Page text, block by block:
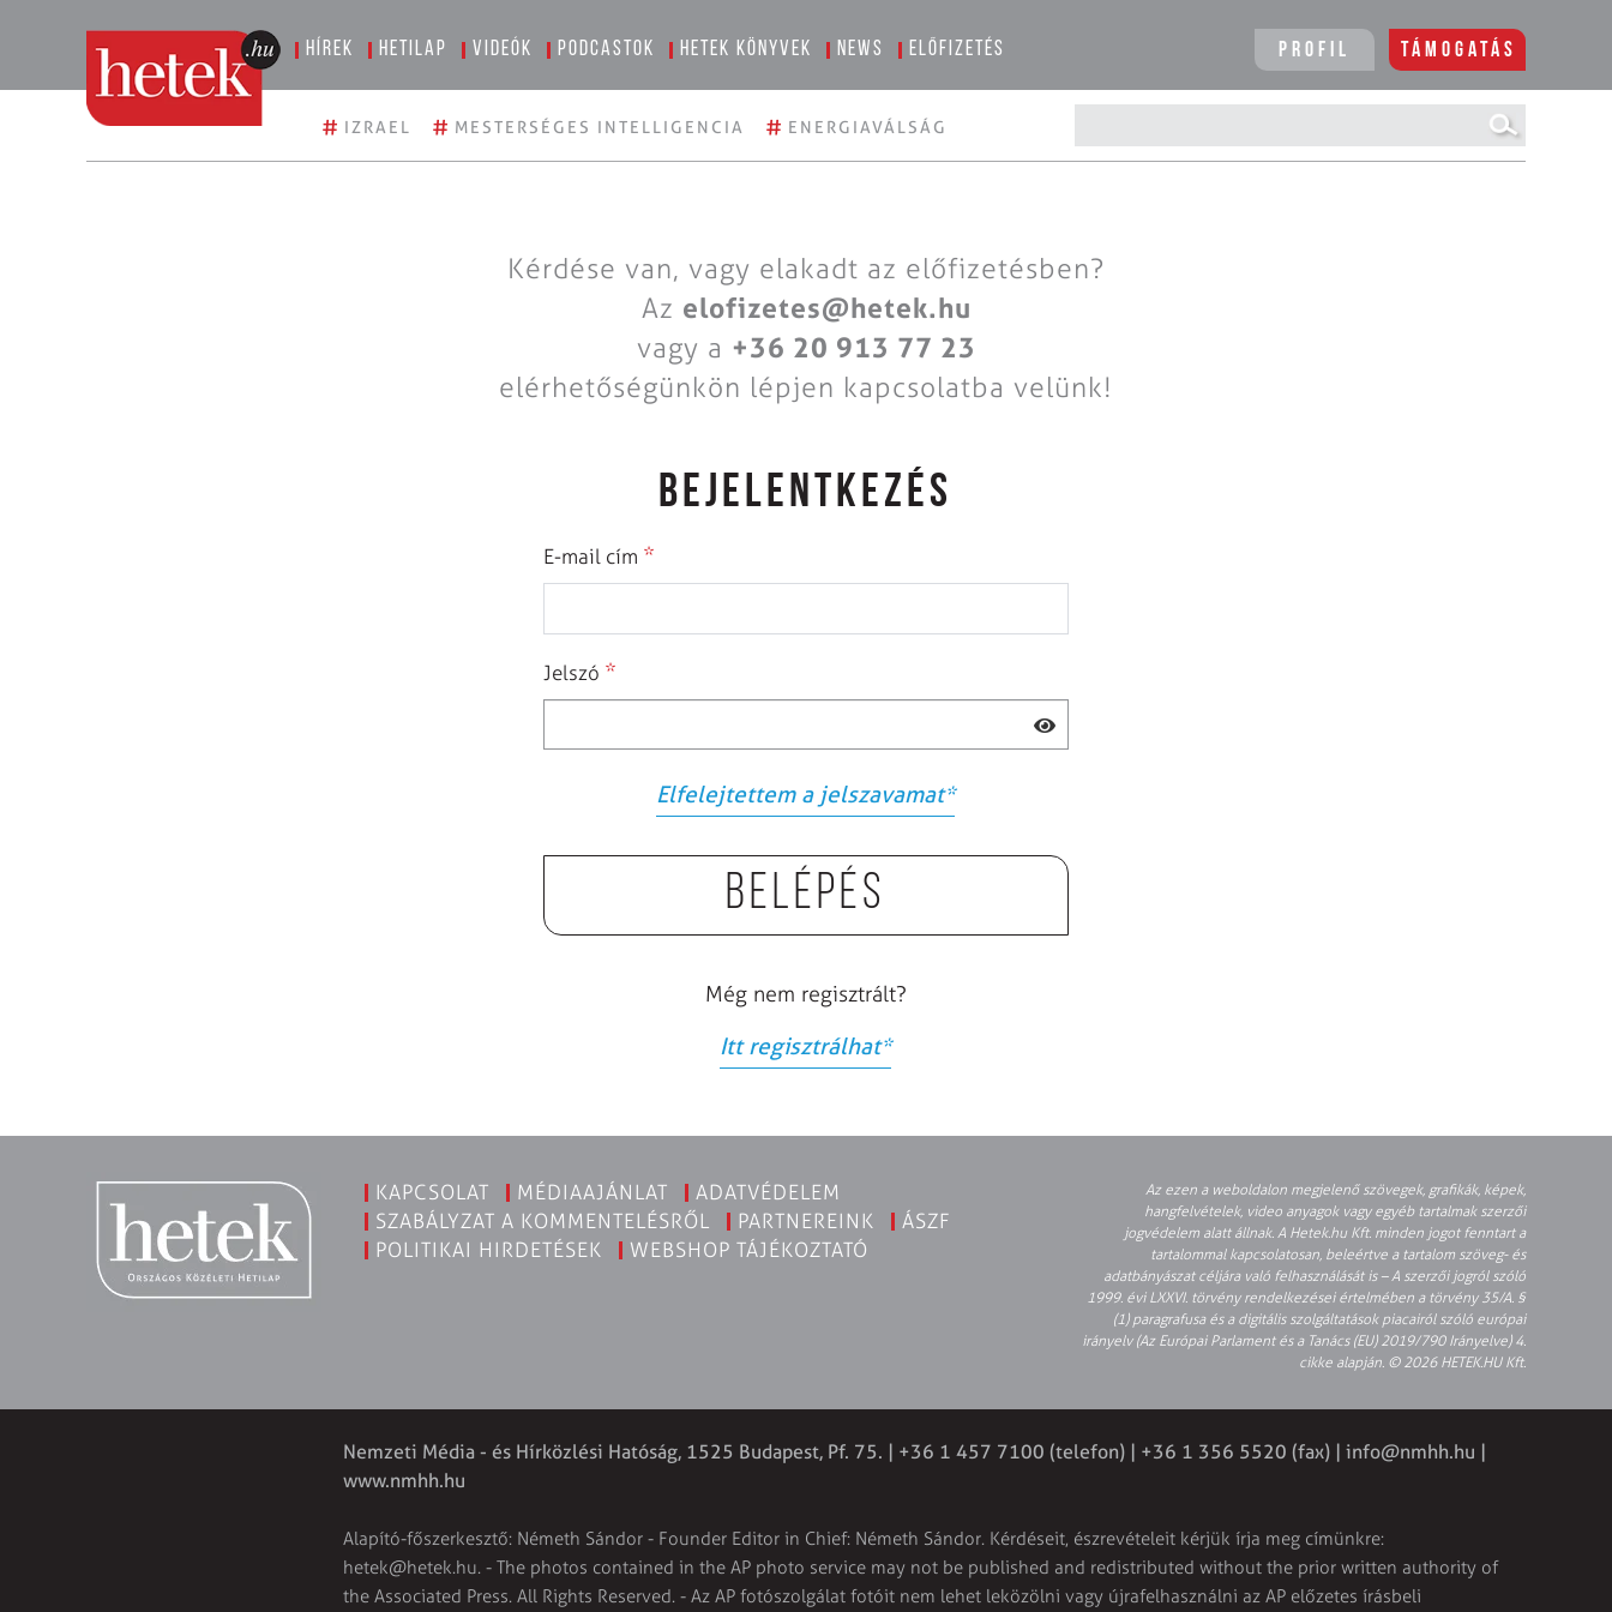
Hírek Hetilap Videók Podcastok Hetek könyvek News Előfizetés Profil Támogatás
# IZRAEL # MESTERSÉGES INTELLIGENCIA # ENERGIAVÁLSÁG
Kérdése van, vagy elakadt az előfizetésben?
Az elofizetes@hetek.hu
vagy a +36 20 913 77 23
elérhetőségünkön lépjen kapcsolatba velünk!
BEJELENTKEZÉS
E-mail cím *
Jelszó *
Elfelejtettem a jelszavamat*
Belépés
Még nem regisztrált?
Itt regisztrálhat*
KAPCSOLAT MÉDIAAJÁNLAT
ADATVÉDELEM
SZABÁLYZAT A KOMMENTELÉSRŐL
PARTNEREINK
ÁSZF
POLITIKAI HIRDETÉSEK
WEBSHOP TÁJÉKOZTATÓ
Az ezen a weboldalon megjelenő szövegek, grafikák, képek,
hangfelvételek, video anyagok vagy egyéb tartalmak szerzői
jogvédelem alatt állnak. A Hetek.hu Kft. minden jogot fenntart a
tartalommal kapcsolatosan, beleértve a tartalom szöveg- és
adatbányászat céljára való felhasználását is – A szerzői jogról szóló
1999. évi LXXVI. törvény rendelkezései értelmében a törvény 35/A. §
(1) paragrafusa és a digitális szolgáltatások piacairól szóló európai
irányelv (Az Európai Parlament és a Tanács (EU) 2019/790 Irányelve) 4.
cikke alapján. © 2026 HETEK.HU Kft.
Nemzeti Média - és Hírközlési Hatóság, 1525 Budapest, Pf. 75. | +36 1 457 7100 (telefon) | +36 1 356 5520 (fax) | info@nmhh.hu |
www.nmhh.hu
Alapító-főszerkesztő: Németh Sándor - Founder Editor in Chief: Németh Sándor. Kérdéseit, észrevételeit kérjük írja meg címünkre:
hetek@hetek.hu. - The photos contained in the AP photo service may not be published and redistributed without the prior written authority of
the Associated Press. All Rights Reserved. - Az AP fotószolgálat fotóit nem lehet leközölni vagy újrafelhasználni az AP előzetes írásbeli